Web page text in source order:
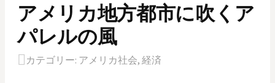
:
アメリカ地方都市に吹くア
パレルの風
カテゴリー: アメリカ社会, 経済